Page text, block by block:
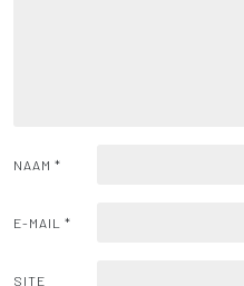
NAAM *
E-MAIL *
SITE